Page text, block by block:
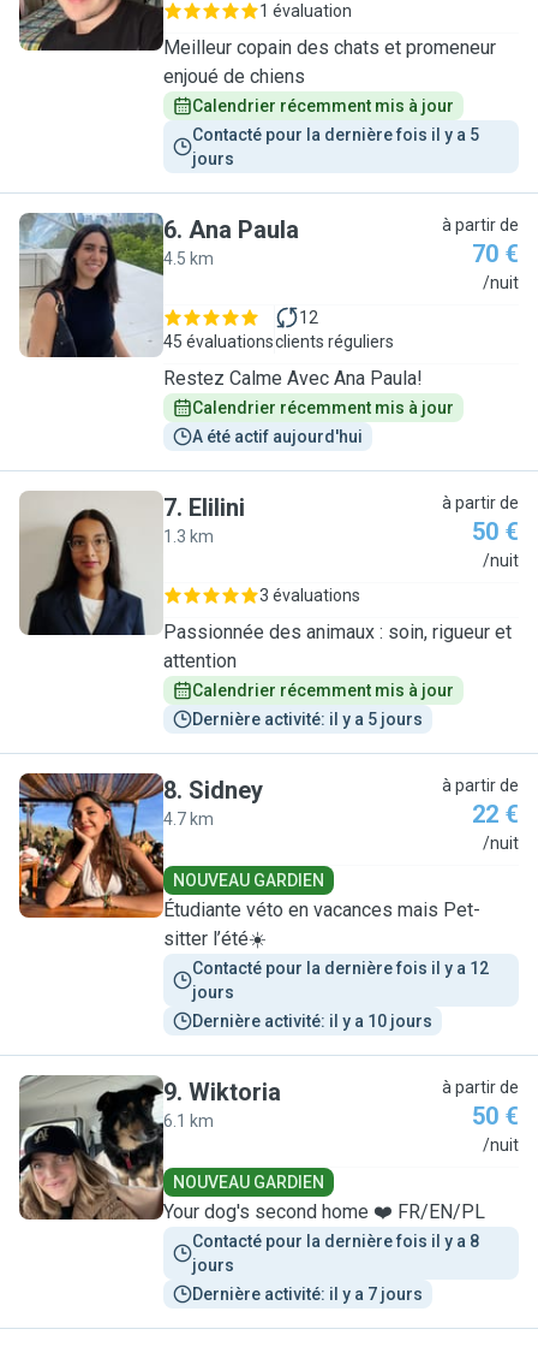
1 évaluation
Meilleur copain des chats et promeneur
enjoué de chiens
Calendrier récemment mis à jour
Contacté pour la dernière fois il y a 5
jours
A
6. Ana Paula
4.5 km
à partir de
70 €
/nuit
45 évaluations
12
clients réguliers
Restez Calme Avec Ana Paula!
Calendrier récemment mis à jour
A été actif aujourd'hui
E
7. Elilini
1.3 km
à partir de
50 €
/nuit
3 évaluations
Passionnée des animaux : soin, rigueur et
attention
Calendrier récemment mis à jour
Dernière activité: il y a 5 jours
S
8. Sidney
4.7 km
à partir de
22 €
/nuit
NOUVEAU GARDIEN
Étudiante véto en vacances mais Pet-
sitter l’été☀️
Contacté pour la dernière fois il y a 12
jours
Dernière activité: il y a 10 jours
W
9. Wiktoria
6.1 km
à partir de
50 €
/nuit
NOUVEAU GARDIEN
Your dog's second home ❤️ FR/EN/PL
Contacté pour la dernière fois il y a 8
jours
Dernière activité: il y a 7 jours